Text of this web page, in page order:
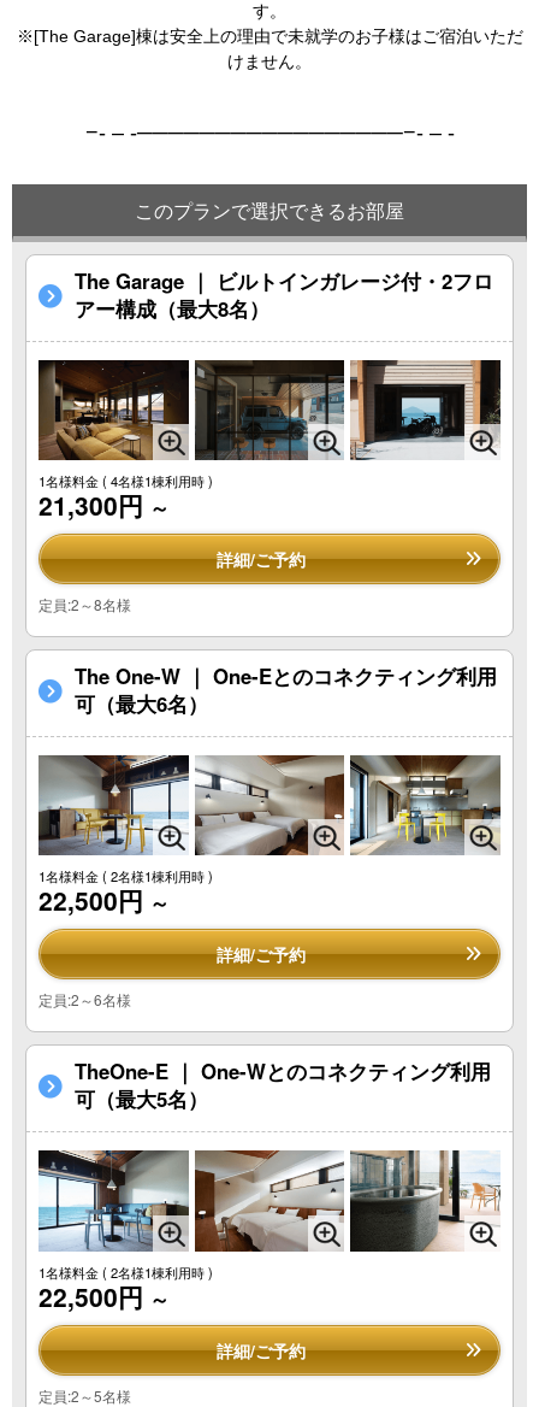
す。
※[The Garage]棟は安全上の理由で未就学のお子様はご宿泊いただ
けません。
−- – -─────────────────−- – -
このプランで選択できるお部屋
The Garage ｜ ビルトインガレージ付・2フロ
アー構成（最大8名）
1名様料金( 4名様1棟利用時 )
21,300円 ～
詳細/ご予約
定員:2～8名様
The One-W ｜ One-Eとのコネクティング利用
可（最大6名）
1名様料金( 2名様1棟利用時 )
22,500円 ～
詳細/ご予約
定員:2～6名様
TheOne-E ｜ One-Wとのコネクティング利用
可（最大5名）
1名様料金( 2名様1棟利用時 )
22,500円 ～
詳細/ご予約
定員:2～5名様